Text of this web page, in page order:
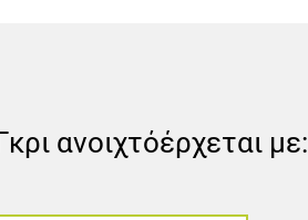
ανοιχτόέρχεται με: